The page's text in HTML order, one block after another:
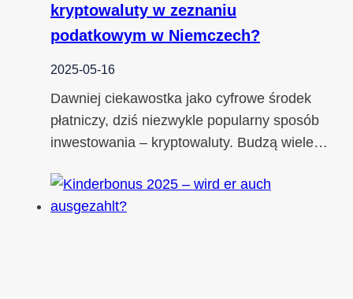
kryptowaluty w zeznaniu
podatkowym w Niemczech?
2025-05-16
Dawniej ciekawostka jako cyfrowe środek
płatniczy, dziś niezwykle popularny sposób
inwestowania – kryptowaluty. Budzą wiele…